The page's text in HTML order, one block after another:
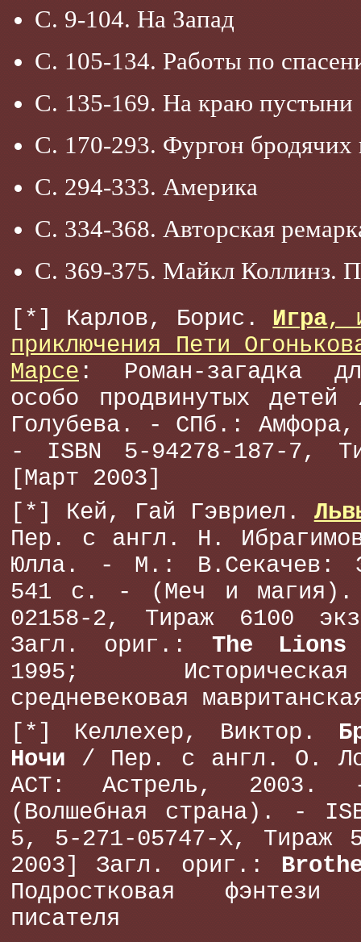
С. 9-104. На Запад
С. 105-134. Работы по
С. 135-169. На краю пустыни
С. 170-293. Фургон бродячих
С. 294-333. Америка
С. 334-368. Авторская
С. 369-375. Майкл Коллинз.
[*] Карлов, Борис. Игра,
приключения Пети
Марсе : Роман-загадка
особо продвинутых
Голубева. - СПб.:
- ISBN 5-94278-187-7,
[Март 2003]
[*] Кей, Гай Гэвриел.
Пер. с англ. Н.
Юлла. - М.: В.Секачев:
541 с. - (Меч и магия).
02158-2, Тираж 6100
Загл. ориг.: The
1995;
средневековая
[*] Келлехер, Виктор.
Ночи / Пер. с англ. О.
АСТ: Астрель,
(Волшебная страна). -
5, 5-271-05747-X, Тираж
2003] Загл. ориг.:
Подростковая фэнтези
писателя